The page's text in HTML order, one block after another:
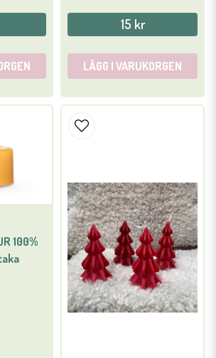
15 kr
LÄGG I VARUKORGEN
100%